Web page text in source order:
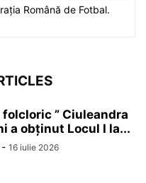
Română de Fotbal.
” Ciuleandra
a obținut Locul I la...
- 16 iulie 2026